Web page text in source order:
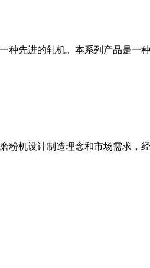
种先进的轧机。本系列产品是一
粉机设计制造理念和市场需求，